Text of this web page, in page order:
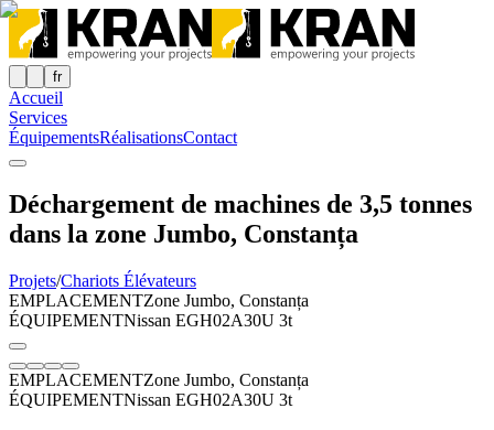
fr
Accueil
Services
ÉquipementsRéalisationsContact
Déchargement de machines de 3,5 tonnes
dans la zone Jumbo, Constanța
Projets/Chariots Élévateurs
EMPLACEMENTZone Jumbo, Constanța
ÉQUIPEMENTNissan EGH02A30U 3t
EMPLACEMENTZone Jumbo, Constanța
ÉQUIPEMENTNissan EGH02A30U 3t